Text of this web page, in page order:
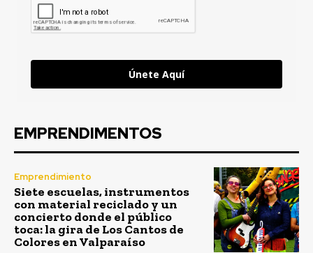
Únete Aquí
EMPRENDIMENTOS
Emprendimiento
Siete escuelas, instrumentos
con material reciclado y un
concierto donde el público
toca: la gira de Los Cantos de
Colores en Valparaíso